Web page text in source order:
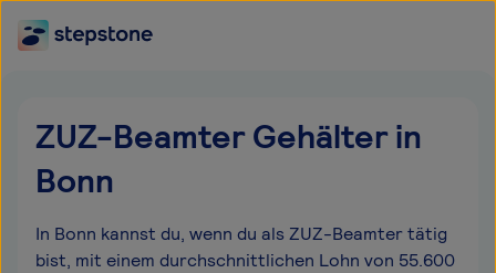
ZUZ-Beamter Gehälter in
Bonn
In Bonn kannst du, wenn du als ZUZ-Beamter tätig
bist, mit einem durchschnittlichen Lohn von 55.600